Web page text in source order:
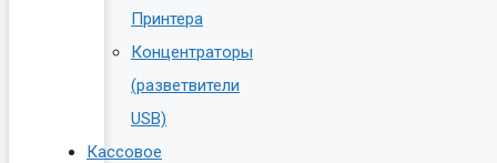
Принтера
Концентраторы
(разветвители
USB)
Кассовое